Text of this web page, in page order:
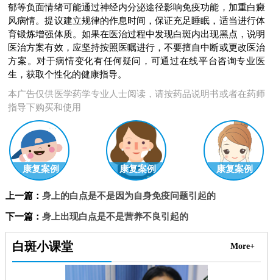
郁等负面情绪可能通过神经内分泌途径影响免疫功能，加重白癜
风病情。提议建立规律的作息时间，保证充足睡眠，适当进行体
育锻炼增强体质。如果在医治过程中发现白斑内出现黑点，说明
医治方案有效，应坚持按照医嘱进行，不要擅自中断或更改医治
方案。对于病情变化有任何疑问，可通过在线平台咨询专业医
生，获取个性化的健康指导。
本广告仅供医学药学专业人士阅读，请按药品说明书或者在药师
指导下购买和使用
康复案例 康复案例 康复案例
上一篇： 身上的白点是不是因为自身免疫问题引起的
下一篇： 身上出现白点是不是营养不良引起的
白斑小课堂 More+